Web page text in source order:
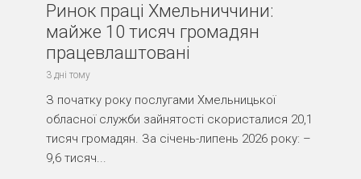
Ринок праці Хмельниччини:
майже 10 тисяч громадян
працевлаштовані
3 дні тому
З початку року послугами Хмельницької
обласної служби зайнятості скористалися 20,1
тисяч громадян. За січень-липень 2026 року: –
9,6 тисяч...